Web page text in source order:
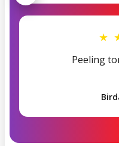
★
Peeling